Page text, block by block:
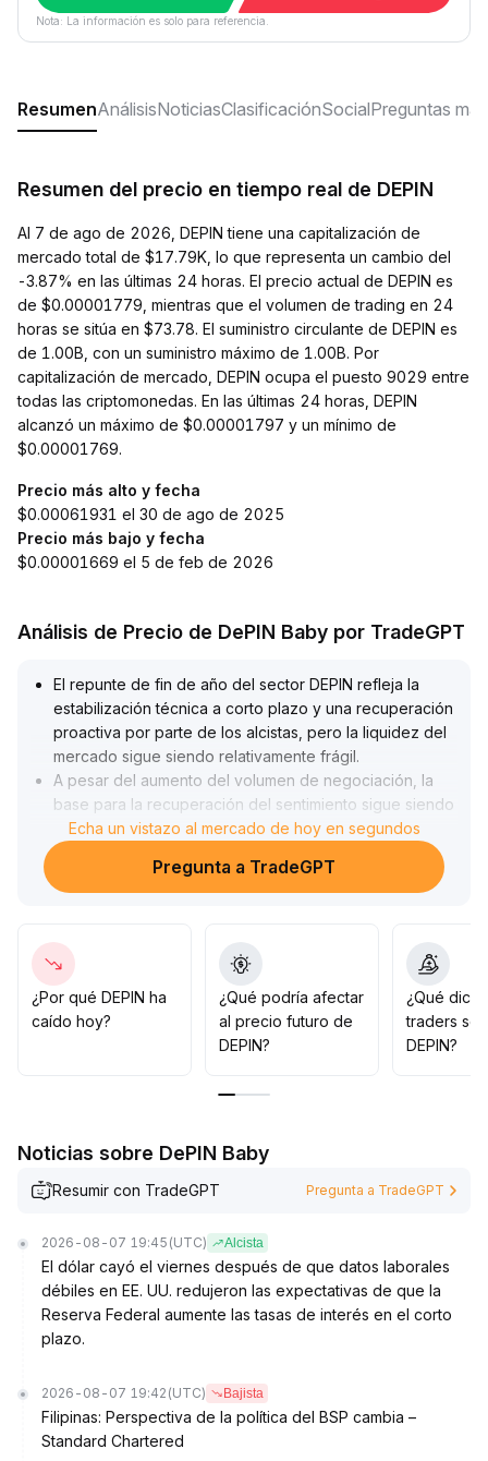
Nota: La información es solo para referencia.
ResumenAnálisisNoticiasClasificaciónSocialPreguntas
Resumen del precio en tiempo real de DEPIN
Al 7 de ago de 2026, DEPIN tiene una capitalización de
mercado total de $17.79K, lo que representa un cambio del
-3.87% en las últimas 24 horas. El precio actual de DEPIN es
de $0.00001779, mientras que el volumen de trading en 24
horas se sitúa en $73.78. El suministro circulante de DEPIN es
de 1.00B, con un suministro máximo de 1.00B. Por
capitalización de mercado, DEPIN ocupa el puesto 9029 entre
todas las criptomonedas. En las últimas 24 horas, DEPIN
alcanzó un máximo de $0.00001797 y un mínimo de
$0.00001769.
Precio más alto y fecha
$0.00061931 el 30 de ago de 2025
Precio más bajo y fecha
$0.00001669 el 5 de feb de 2026
Análisis de Precio de DePIN Baby por TradeGPT
El repunte de fin de año del sector DEPIN refleja la
estabilización técnica a corto plazo y una recuperación
proactiva por parte de los alcistas, pero la liquidez del
mercado sigue siendo relativamente frágil.
A pesar del aumento del volumen de negociación, la
base para la recuperación del sentimiento sigue siendo
débil.
Se recomienda a los inversores actuar con prudencia
en el corto plazo, evitando perseguir subidas
continuidad de los flujos de capital; para la inversión a
medio y largo plazo, el enfoque debe estar en la
expansión de redes de activos reales y el progreso de
la implementación de aplicaciones.
Si la liquidez y los fundamentales no mejoran
a corto plazo difícilmente se traducirá en una tendencia
Echa un vistazo al mercado de hoy en segundos
Pregunta a TradeGPT
¿Por qué DEPIN ha
caído hoy?
¿Qué podría afectar
al precio futuro de
DEPIN?
¿Qué
traders
DEPIN?
Noticias sobre DePIN Baby
Resumir con TradeGPT Pregunta a TradeGPT
2026-08-07 19:45 (UTC) Alcista
El dólar cayó el viernes después de que datos laborales
débiles en EE. UU. redujeron las expectativas de que la
Reserva Federal aumente las tasas de interés en el corto
plazo.
2026-08-07 19:42 (UTC) Bajista
Filipinas: Perspectiva de la política del BSP cambia –
Standard Chartered